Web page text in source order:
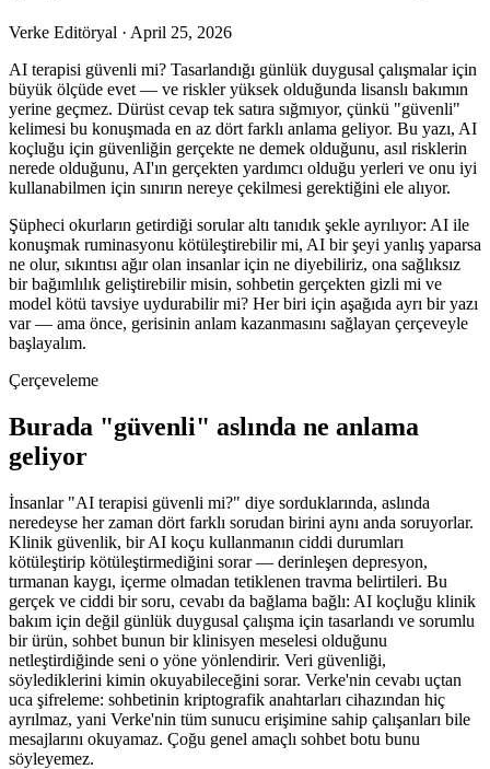
Verke Editöryal · April 25, 2026
AI terapisi güvenli mi? Tasarlandığı günlük duygusal çalışmalar için
büyük ölçüde evet — ve riskler yüksek olduğunda lisanslı bakımın
yerine geçmez. Dürüst cevap tek satıra sığmıyor, çünkü "güvenli"
kelimesi bu konuşmada en az dört farklı anlama geliyor. Bu yazı, AI
koçluğu için güvenliğin gerçekte ne demek olduğunu, asıl risklerin
nerede olduğunu, AI'ın gerçekten yardımcı olduğu yerleri ve onu iyi
kullanabilmen için sınırın nereye çekilmesi gerektiğini ele alıyor.
Şüpheci okurların getirdiği sorular altı tanıdık şekle ayrılıyor: AI ile
konuşmak ruminasyonu kötüleştirebilir mi, AI bir şeyi yanlış yaparsa
ne olur, sıkıntısı ağır olan insanlar için ne diyebiliriz, ona sağlıksız
bir bağımlılık geliştirebilir misin, sohbetin gerçekten gizli mi ve
model kötü tavsiye uydurabilir mi? Her biri için aşağıda ayrı bir yazı
var — ama önce, gerisinin anlam kazanmasını sağlayan çerçeveyle
başlayalım.
Çerçeveleme
Burada "güvenli" aslında ne anlama
geliyor
İnsanlar "AI terapisi güvenli mi?" diye sorduklarında, aslında
neredeyse her zaman dört farklı sorudan birini aynı anda soruyorlar.
Klinik güvenlik, bir AI koçu kullanmanın ciddi durumları
kötüleştirip kötüleştirmediğini sorar — derinleşen depresyon,
tırmanan kaygı, içerme olmadan tetiklenen travma belirtileri. Bu
gerçek ve ciddi bir soru, cevabı da bağlama bağlı: AI koçluğu klinik
bakım için değil günlük duygusal çalışma için tasarlandı ve sorumlu
bir ürün, sohbet bunun bir klinisyen meselesi olduğunu
netleştirdiğinde seni o yöne yönlendirir. Veri güvenliği,
söylediklerini kimin okuyabileceğini sorar. Verke'nin cevabı uçtan
uca şifreleme: sohbetinin kriptografik anahtarları cihazından hiç
ayrılmaz, yani Verke'nin tüm sunucu erişimine sahip çalışanları bile
mesajlarını okuyamaz. Çoğu genel amaçlı sohbet botu bunu
söyleyemez.